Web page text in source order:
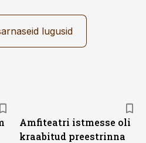
lugusid
Amfiteatri istmesse oli
kraabitud preestrinna